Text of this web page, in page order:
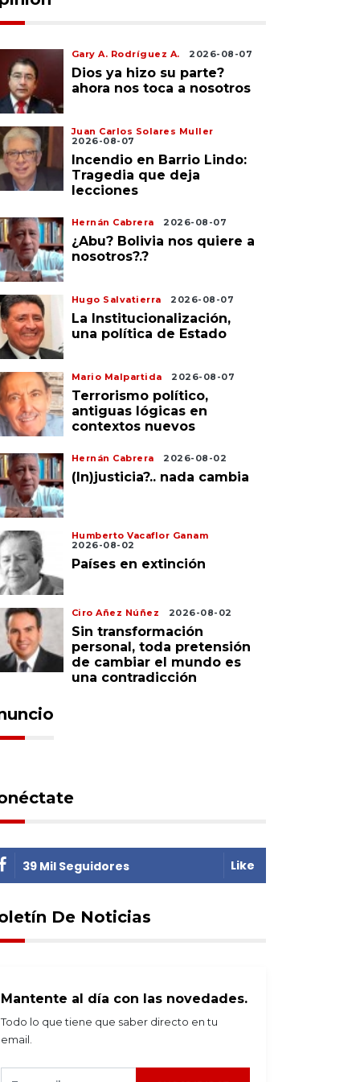
Gary A. Rodríguez A. 2026-08-07
Dios ya hizo su parte?
ahora nos toca a nosotros
Juan Carlos Solares Muller
2026-08-07
Incendio en Barrio Lindo:
Tragedia que deja
lecciones
Hernán Cabrera 2026-08-07
¿Abu? Bolivia nos quiere a
nosotros?.?
Hugo Salvatierra 2026-08-07
La Institucionalización,
una política de Estado
Mario Malpartida 2026-08-07
Terrorismo político,
antiguas lógicas en
contextos nuevos
Hernán Cabrera 2026-08-02
(In)justicia?.. nada cambia
Humberto Vacaflor Ganam
2026-08-02
Países en extinción
Ciro Añez Núñez 2026-08-02
Sin transformación
personal, toda pretensión
de cambiar el mundo es
una contradicción
39 Mil Seguidores Like
De Noticias
Mantente al día con las novedades.
Todo lo que tiene que saber directo en tu
email.